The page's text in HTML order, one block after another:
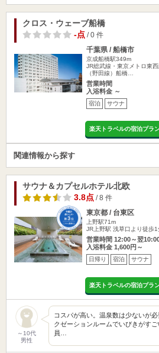
クロス・ウェーブ船橋
-点 / 0 件
千葉県 / 船橋市
京成船橋駅349m
JR総武線・東京メトロ東
（野田線）船橋…
営業時間
入浴料金 ～
宿泊 サウナ
楽天トラベルの宿泊プラ
関連情報から探す
サウナ＆カプセルホテル北欧
3.8点 / 8 件
東京都 / 台東区
上野駅71m
JR上野駅 浅草口より徒歩1
営業時間 12:00～翌
入浴料金 1,600円～
日帰り 宿泊 サウナ
楽天トラベルの宿泊プラ
～10代
男性
コスパが高い。温泉数は少ないが
クゼーションルームでいびきがす
員…